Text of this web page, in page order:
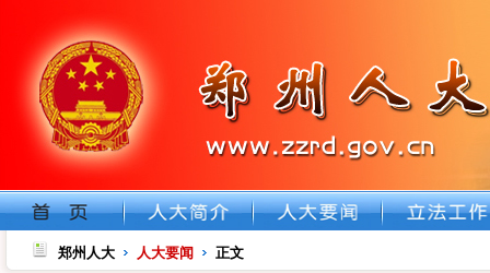
郑州人大 人大要闻 正文